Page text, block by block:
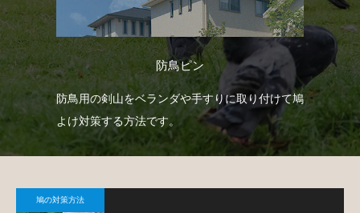
防鳥ピン
防鳥用の剣山をベランダや手すりに取り付けて鳩
よけ対策する方法です。
鳩の対策方法